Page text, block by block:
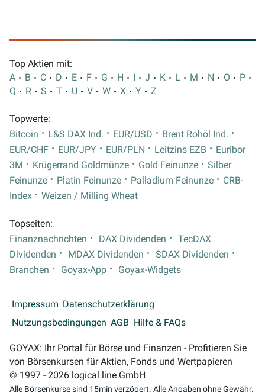
Top Aktien mit:
A
B C D E F G H I J K L M N O
P
Q
R S T U V W X Y Z
Topwerte:
Bitcoin
L&S DAX Ind. EUR/USD
Brent Rohöl Ind.
EUR/CHF
EUR/JPY EUR/PLN Leitzins EZB
Euribor
3M
Krügerrand Goldmünze Gold Feinunze
Silber
Feinunze
Platin Feinunze Palladium Feinunze
CRB-
Index
Weizen / Milling Wheat
Topseiten:
Finanznachrichten
DAX Dividenden
TecDAX
Dividenden
MDAX Dividenden
SDAX Dividenden
Branchen
Goyax-App Goyax-Widgets
Impressum Datenschutzerklärung
Nutzungsbedingungen AGB Hilfe & FAQs
GOYAX: Ihr Portal für Börse und Finanzen - Profitieren Sie
von Börsenkursen für Aktien, Fonds und Wertpapieren
© 1997 - 2026 logical line GmbH
Alle Börsenkurse sind 15min verzögert. Alle Angaben ohne Gewähr.